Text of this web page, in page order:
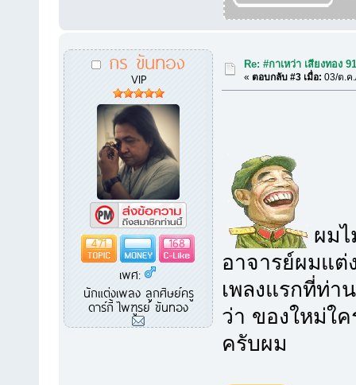
กร ขันทอง
VIP
471
168
เพศ:
นักแต่งเพลง ลูกศิษย์ครู
ดาร์กี้ ไพฑูรย์ ขันทอง
Re: #กาเหว่า เสียงทอง
«ตอบกลับ #3 เมื่อ: 03/ต.ค
ผมไ
อาจารย์ผมแต่
เพลงแรกที่ท่า
ว่า ของใหม่ใ
ครับผม